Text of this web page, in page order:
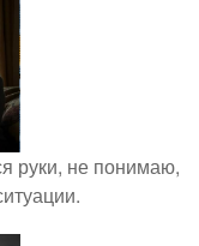
руки, не понимаю,